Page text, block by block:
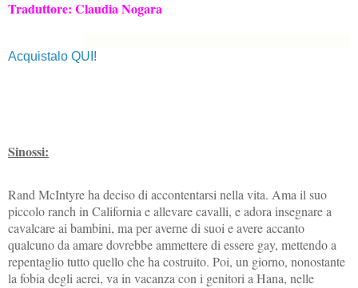
Traduttore: Claudia Nogara
Acquistalo QUI!
Sinossi:
Rand McIntyre ha deciso di accontentarsi nella vita. Ama il suo
piccolo ranch in California e allevare cavalli, e adora insegnare a
cavalcare ai bambini, ma per averne di suoi e avere accanto
qualcuno da amare dovrebbe ammettere di essere gay, mettendo a
repentaglio tutto quello che ha costruito. Poi, un giorno, nonostante
la fobia degli aerei, va in vacanza con i genitori a Hana, nelle